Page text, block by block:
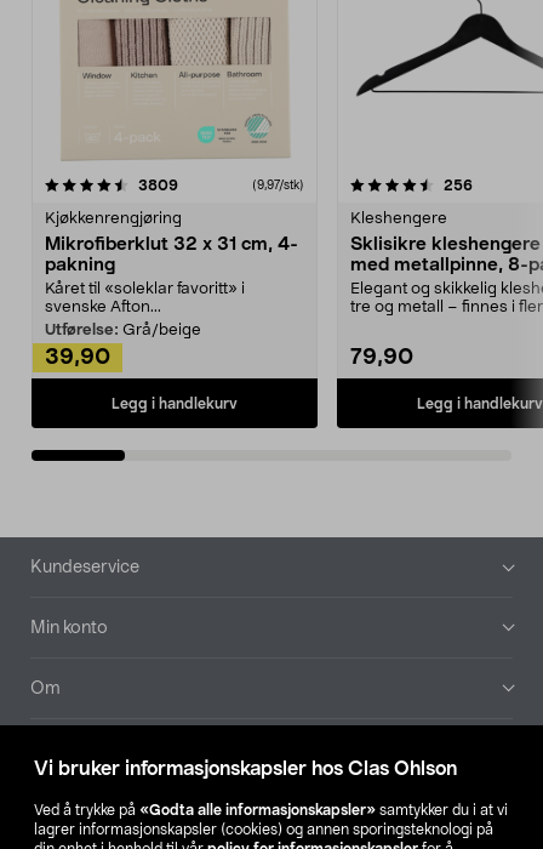
Vi bruker informasjonskapsler hos Clas Ohlson
Ved å trykke på «Godta alle informasjonskapsler» samtykker du i at vi
lagrer informasjonskapsler (cookies) og annen sporingsteknologi på
3809anmeldelser(9,97/stk)
Kjøkkenrengjøring
Mikrofiberklut 32 x 31 cm, 4-
pakning
Kåret til «soleklar favoritt» i
svenske Afton...
Utførelse: Grå/beige
39,90
Legg i handlekurv
4.5av 5 stjerner 256
Kleshengere
Sklisikre
med metallpinne, 8-
Elegant og skikkelig
tre og metall – finnes i
79,90
Legg i handlekurv
4.5av 5 stjerner
Bunntekst
Kundeservice
Min konto
Om
Våre selskaper